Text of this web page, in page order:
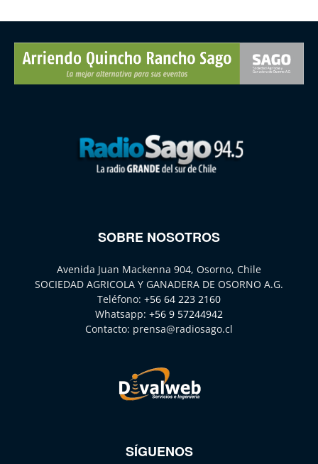
SOBRE NOSOTROS
Avenida Juan Mackenna 904, Osorno, Chile
SOCIEDAD AGRICOLA Y GANADERA DE OSORNO A.G.
Teléfono: +56 64 223 2160
Whatsapp: +56 9 57244942
Contacto: prensa@radiosago.cl
SÍGUENOS